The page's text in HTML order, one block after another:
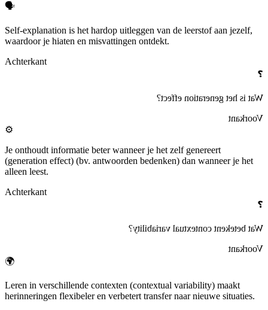
🗣️
Self‑explanation is het hardop uitleggen van de leerstof aan jezelf,
waardoor je hiaten en misvattingen ontdekt.
Achterkant
❓
Wat is het
generation effect
?
Voorkant
⚙️
Je onthoudt informatie beter wanneer je het zelf genereert
(generation effect) (bv. antwoorden bedenken) dan wanneer je het
alleen leest.
Achterkant
❓
Wat betekent
contextual variability
?
Voorkant
🌍
Leren in verschillende contexten (contextual variability) maakt
herinneringen flexibeler en verbetert transfer naar nieuwe situaties.